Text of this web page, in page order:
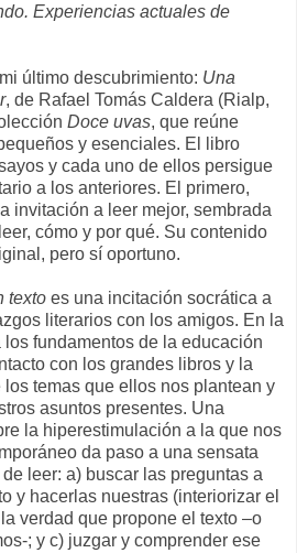
Experiencias actuales de
último descubrimiento: Una
, de Rafael Tomás Caldera (Rialp,
Doce uvas, que reúne
y esenciales. El libro
y cada uno de ellos persigue
a los anteriores. El primero,
invitación a leer mejor, sembrada
cómo y por qué. Su contenido
pero sí oportuno.
texto es una incitación socrática a
literarios con los amigos. En la
fundamentos de la educación
con los grandes libros y la
temas que ellos nos plantean y
asuntos presentes. Una
la hiperestimulación a la que nos
da paso a una sensata
leer: a) buscar las preguntas a
y hacerlas nuestras (interiorizar el
verdad que propone el texto –o
; y c) juzgar y comprender ese